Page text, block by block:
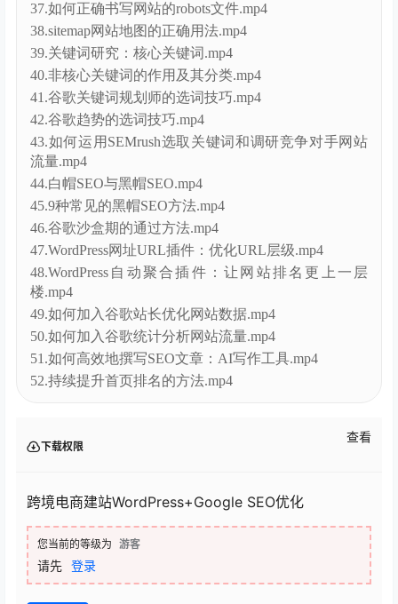
37.如何正确书写网站的robots文件.mp4
38.sitemap网站地图的正确用法.mp4
39.关键词研究：核心关键词.mp4
40.非核心关键词的作用及其分类.mp4
41.谷歌关键词规划师的选词技巧.mp4
42.谷歌趋势的选词技巧.mp4
43.如何运用SEMrush选取关键词和调研竞争对手网站
流量.mp4
44.白帽SEO与黑帽SEO.mp4
45.9种常见的黑帽SEO方法.mp4
46.谷歌沙盒期的通过方法.mp4
47.WordPress网址URL插件：优化URL层级.mp4
48.WordPress自动聚合插件：让网站排名更上一层
楼.mp4
49.如何加入谷歌站长优化网站数据.mp4
50.如何加入谷歌统计分析网站流量.mp4
51.如何高效地撰写SEO文章：AI写作工具.mp4
52.持续提升首页排名的方法.mp4
下载权限
查看
跨境电商建站WordPress+Google SEO优化
您当前的等级为 游客
请先 登录